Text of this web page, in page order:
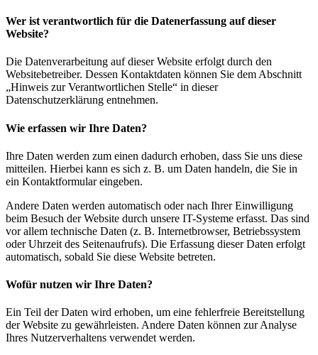
Wer ist verantwortlich für die Datenerfassung auf dieser
Website?
Die Datenverarbeitung auf dieser Website erfolgt durch den
Websitebetreiber. Dessen Kontaktdaten können Sie dem Abschnitt
„Hinweis zur Verantwortlichen Stelle“ in dieser
Datenschutzerklärung entnehmen.
Wie erfassen wir Ihre Daten?
Ihre Daten werden zum einen dadurch erhoben, dass Sie uns diese
mitteilen. Hierbei kann es sich z. B. um Daten handeln, die Sie in
ein Kontaktformular eingeben.
Andere Daten werden automatisch oder nach Ihrer Einwilligung
beim Besuch der Website durch unsere IT-Systeme erfasst. Das sind
vor allem technische Daten (z. B. Internetbrowser, Betriebssystem
oder Uhrzeit des Seitenaufrufs). Die Erfassung dieser Daten erfolgt
automatisch, sobald Sie diese Website betreten.
Wofür nutzen wir Ihre Daten?
Ein Teil der Daten wird erhoben, um eine fehlerfreie Bereitstellung
der Website zu gewährleisten. Andere Daten können zur Analyse
Ihres Nutzerverhaltens verwendet werden.